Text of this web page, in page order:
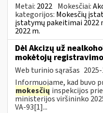
Metai: 2022 Mokesčiai:
kategorijos: Mokesčių
įstatymų pakeitimai 2022
2022 m.
Dėl Akcizų už
mokėtojų
Web turinio sąrašas
Informuojame, kad buvo
mokesčių inspekcijos
ministerijos viršininko
VA-93[1]...